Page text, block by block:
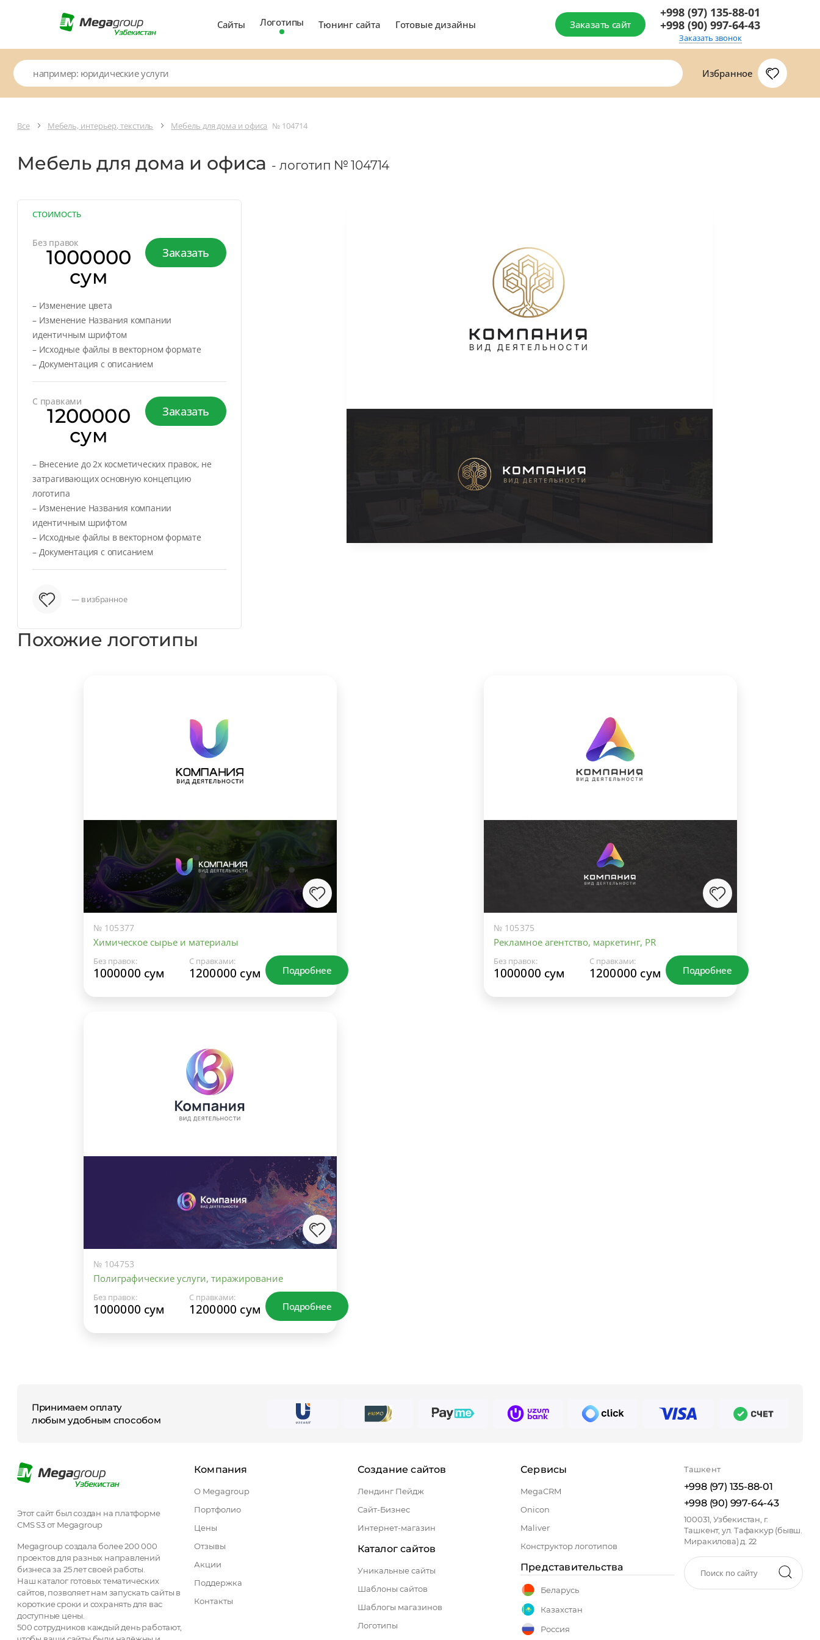
Сайты Логотипы Тюнинг сайта Готовые дизайны Заказать сайт
+998 (97) 135-88-01
+998 (90) 997-64-43
Заказать звонок
Избранное
Все Мебель, интерьер, текстиль Мебель для дома и офиса № 104714
Мебель для дома и офиса - логотип № 104714
СТОИМОСТЬ
Без правок
1000000
сум
Заказать
– Изменение цвета
– Изменение Названия компании
идентичным шрифтом
– Исходные файлы в векторном формате
– Документация с описанием
С правками
1200000
сум
Заказать
– Внесение до 2х косметических правок, не
затрагивающих основную концепцию
логотипа
– Изменение Названия компании
идентичным шрифтом
– Исходные файлы в векторном формате
– Документация с описанием
— в избранное
Похожие логотипы
№ 105377
Химическое сырье и материалы
Без правок:
1000000 сум
С правками:
1200000 сум Подробнее
№ 105375
Рекламное агентство, маркетинг, PR
Без правок:
1000000 сум
С правками:
1200000 сум Подробнее
№ 104753
Полиграфические услуги, тиражирование
Без правок:
1000000 сум
С правками:
1200000 сум Подробнее
Принимаем оплату
любым удобным способом
Megagroup создала более 200 000
проектов для разных направлений
бизнеса за 25 лет своей работы.
Наш каталог готовых тематических
сайтов, позволяет нам запускать сайты в
короткие сроки и сохранять для вас
доступные цены.
500 сотрудников каждый день работают,
Этот сайт был создан на платформе
CMS S3 от Megagroup
Компания
О Megagroup
Портфолио
Цены
Отзывы
Акции
Поддержка
Контакты
Создание сайтов
Лендинг Пейдж
Сайт-Бизнес
Интернет-магазин
Каталог сайтов
Уникальные сайты
Шаблоны сайтов
Шаблогы магазинов
Логотипы
Сервисы
MegaCRM
Onicon
Maliver
Конструктор логотипов
Представительства
Беларусь
Казахстан
Россия
Ташкент
+998 (97) 135-88-01
+998 (90) 997-64-43
100031, Узбекистан, г.
Ташкент, ул. Тафаккур (бывш.
Миракилова) д. 22